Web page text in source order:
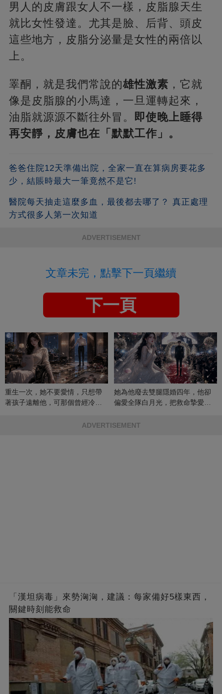
男人的皮膚跟女人不一樣，皮脂腺天生
就比女性發達。尤其是臉、后背、頭皮
這些地方，皮脂分泌量是女性的兩倍以
上。
睪酮，就是我們常說的雄性激素 ，它就
像是皮脂腺的小馬達，一旦運轉起來，
油脂就源源不斷往外冒。 即使晚上睡得
再安靜，皮膚也在「默默工作」。
爸爸住院12天準備出院，全家一直在算病房要花多
少，結賬時最大一筆竟然不是它!
醫院每天抽走這麼多血，最後都去哪了？ 真正處理
方式很多人第一次知道
ADVERTISEMENT
文章未完，點擊下一頁繼續
下一頁
重生一次，她不要愛情，只想帶
著孩子遠離他，可那個曾經冷漠
她為他廢去雙腿隱婚四年，他卻
偏愛全隊白月光，把救命摯愛當
ADVERTISEMENT
「漢坦病毒」來勢洶洶，建議：每家備好5樣東西，
關鍵時刻能救命